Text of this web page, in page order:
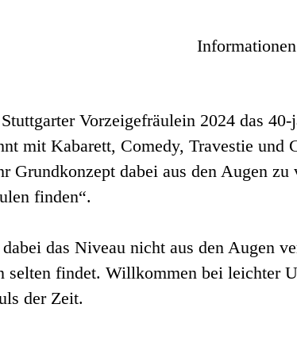
Vorzeigefräulein 2024 das
mit Kabarett, Comedy, Travestie
Grundkonzept dabei aus den Augen
finden“.
das Niveau nicht aus den Augen
selten findet. Willkommen bei
der Zeit.